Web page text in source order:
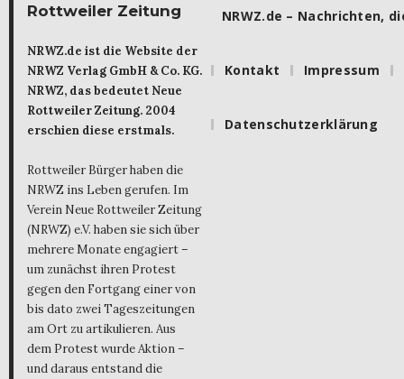
Rottweiler Zeitung
NRWZ.de ist die Website der
NRWZ Verlag GmbH & Co. KG.
NRWZ, das bedeutet Neue
Rottweiler Zeitung. 2004
erschien diese erstmals.
Rottweiler Bürger haben die
NRWZ ins Leben gerufen. Im
Verein Neue Rottweiler Zeitung
(NRWZ) e.V. haben sie sich über
mehrere Monate engagiert –
um zunächst ihren Protest
gegen den Fortgang einer von
bis dato zwei Tageszeitungen
am Ort zu artikulieren. Aus
dem Protest wurde Aktion –
und daraus entstand die
NRWZ.de – Nachrichten,
Kontakt Impressum
Datenschutzerklärung